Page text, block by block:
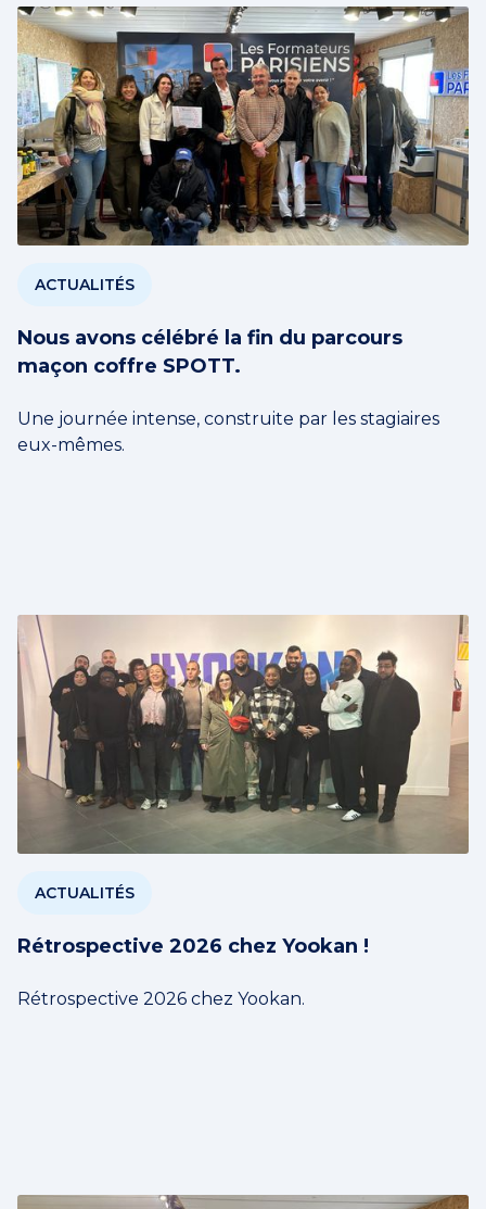
ACTUALITÉS
Nous avons célébré la fin du parcours
maçon coffre SPOTT.
Une journée intense, construite par les stagiaires
eux-mêmes.
ACTUALITÉS
Rétrospective 2026 chez Yookan !
Rétrospective 2026 chez Yookan.